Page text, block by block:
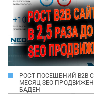
РОСТ ПОСЕЩЕНИЙ B2B
МЕСЯЦ SEO
БАДЕН